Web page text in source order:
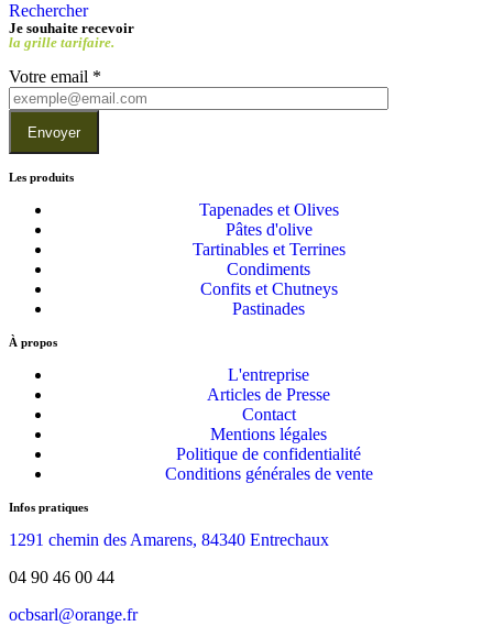
Rechercher
Je souhaite recevoir
la grille tarifaire.
Votre email *
Envoyer
Les produits
Tapenades et Olives
Pâtes d'olive
Tartinables et Terrines
Condiments
Confits et Chutneys
Pastinades
À propos
L'entreprise
Articles de Presse
Contact
Mentions légales
Politique de confidentialité
Conditions générales de vente
Infos pratiques
1291 chemin des Amarens, 84340 Entrechaux
04 90 46 00 44
ocbsarl@orange.fr